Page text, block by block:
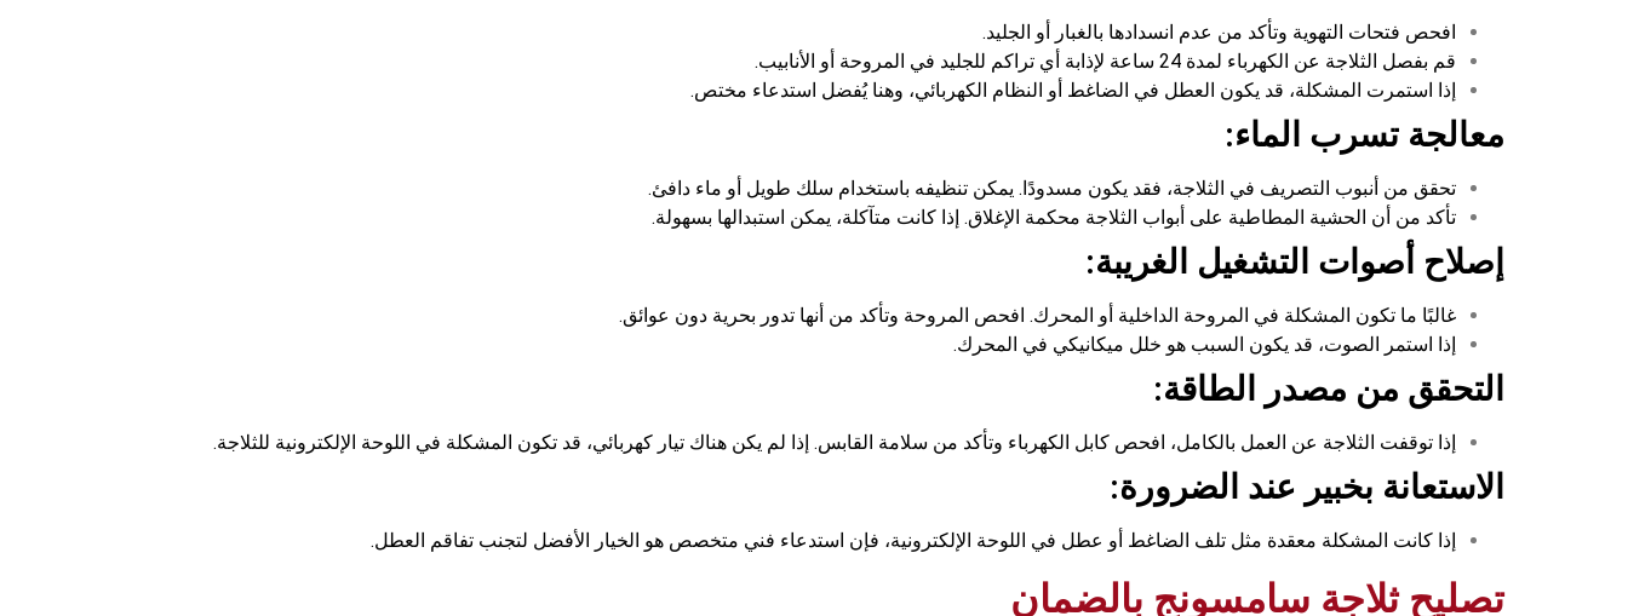
افحص فتحات التهوية وتأكد من عدم انسدادها بالغبار أو الجليد.
قم بفصل الثلاجة عن الكهرباء لمدة 24 ساعة لإذابة أي تراكم للجليد في المروحة أو الأنابيب.
إذا استمرت المشكلة، قد يكون العطل في الضاغط أو النظام الكهربائي، وهنا يُفضل استدعاء مختص.
معالجة تسرب الماء:
تحقق من أنبوب التصريف في الثلاجة، فقد يكون مسدودًا. يمكن تنظيفه باستخدام سلك طويل أو ماء دافئ.
تأكد من أن الحشية المطاطية على أبواب الثلاجة محكمة الإغلاق. إذا كانت متآكلة، يمكن استبدالها بسهولة.
إصلاح أصوات التشغيل الغريبة:
غالبًا ما تكون المشكلة في المروحة الداخلية أو المحرك. افحص المروحة وتأكد من أنها تدور بحرية دون عوائق.
إذا استمر الصوت، قد يكون السبب هو خلل ميكانيكي في المحرك.
التحقق من مصدر الطاقة:
إذا توقفت الثلاجة عن العمل بالكامل، افحص كابل الكهرباء وتأكد من سلامة القابس. إذا لم يكن هناك تيار كهربائي، قد تكون المشكلة في اللوحة الإلكترونية للثلاجة.
الاستعانة بخبير عند الضرورة:
إذا كانت المشكلة معقدة مثل تلف الضاغط أو عطل في اللوحة الإلكترونية، فإن استدعاء فني متخصص هو الخيار الأفضل لتجنب تفاقم العطل.
تصليح ثلاجة سامسونج بالضمان